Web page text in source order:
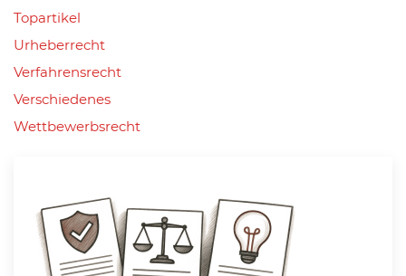
Topartikel
Urheberrecht
Verfahrensrecht
Verschiedenes
Wettbewerbsrecht